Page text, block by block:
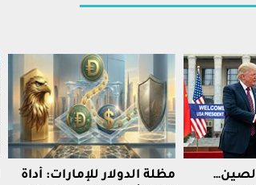
مظلة الدولار للإمارات: أداة